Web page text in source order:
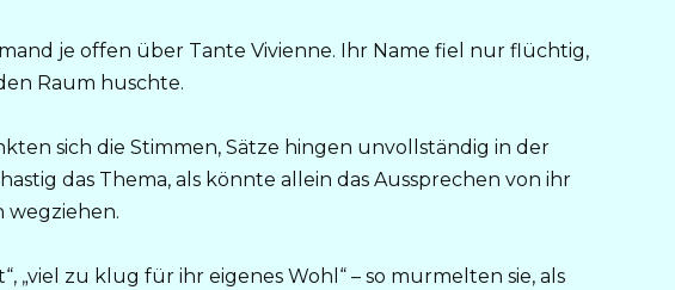
je offen über Tante Vivienne. Ihr Name fiel nur flüchtig,
Raum huschte.
sich die Stimmen, Sätze hingen unvollständig in der
das Thema, als könnte allein das Aussprechen von ihr
wegziehen.
„viel zu klug für ihr eigenes Wohl“ – so murmelten sie, als